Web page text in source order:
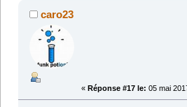
caro23
« Réponse #17 le: 05 mai